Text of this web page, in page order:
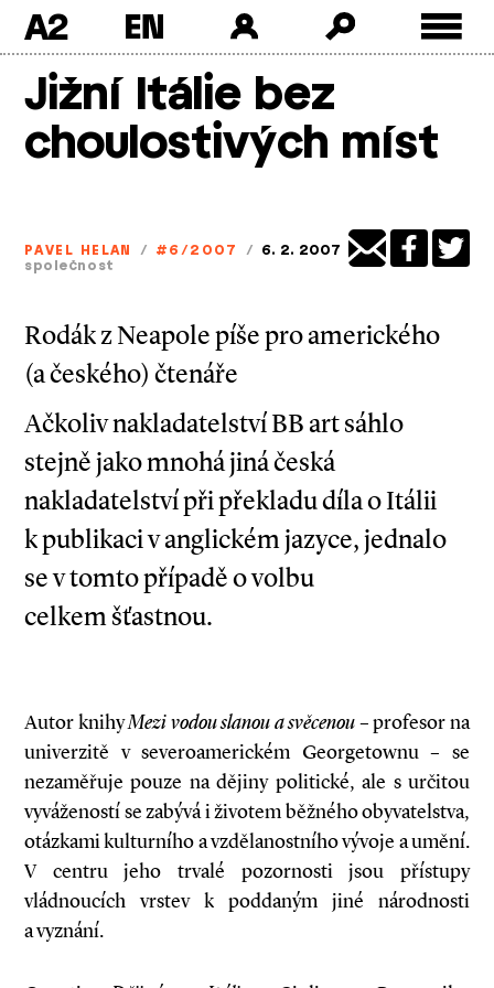
A2
Jižní Itálie bez
choulostivých míst
PAVEL HELAN / #6/2007 / 6. 2. 2007
společnost
Rodák z Neapole píše pro amerického
(a českého) čtenáře
Ačkoliv nakladatelství BB art sáhlo
stejně jako mnohá jiná česká
nakladatelství při překladu díla o Itálii
k publikaci v anglickém jazyce, jednalo
se v tomto případě o volbu
celkem šťastnou.
Autor knihyMezi vodou slanou a svěcenou– profesor na
univerzitě v severoamerickém Georgetownu – se
nezaměřuje pouze na dějiny politické, ale s určitou
vyvážeností se zabývá i životem běžného obyvatelstva,
otázkami kulturního a vzdělanostního vývoje a umění.
V centru jeho trvalé pozornosti jsou přístupy
vládnoucích vrstev k poddaným jiné národnosti
a vyznání.